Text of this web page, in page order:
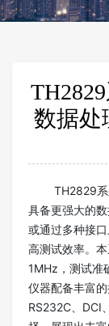
数据处
TH2829系
具备更强大的
或通过多种接
高测试效率。
1MHz，测试准
仪器配备丰富的
RS232C、DCI